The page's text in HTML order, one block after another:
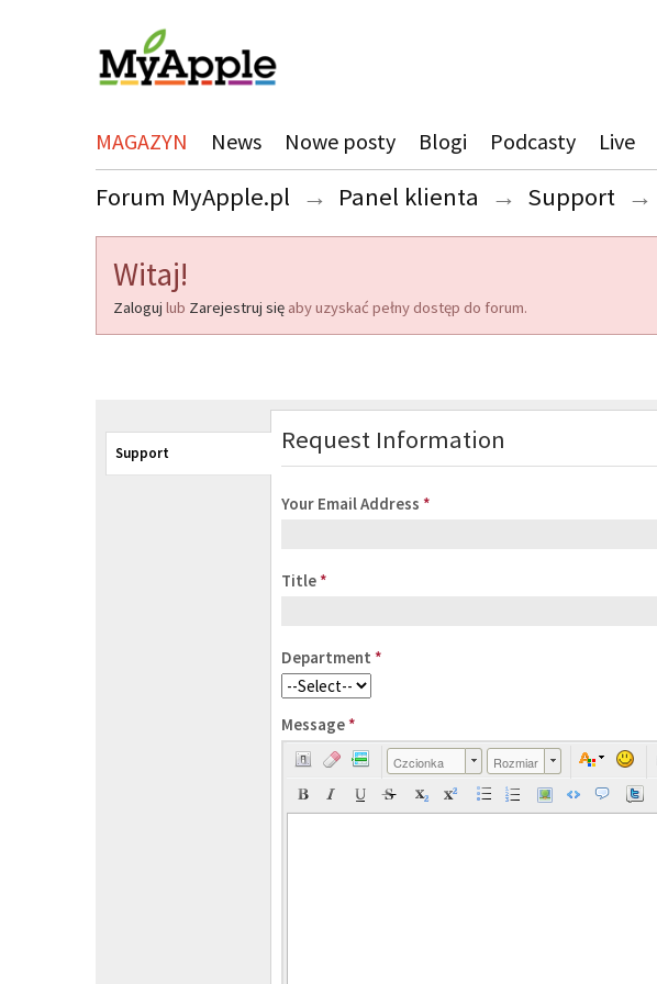
MAGAZYN News Nowe posty Blogi Podcasty Live
Forum MyApple.pl → Panel klienta → Support →
Witaj!
Zaloguj lub Zarejestruj się aby uzyskać pełny dostęp do forum.
Support Request Information
Your Email Address *
Title *
Department *
Message *
Czcionka Rozmiar